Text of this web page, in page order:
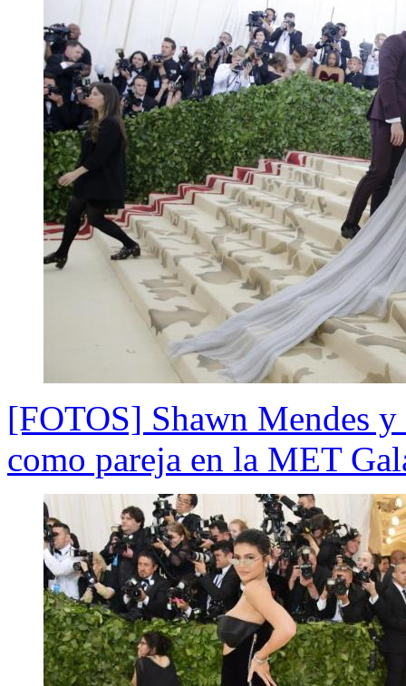
[FOTOS] Shawn Mendes
como pareja en la MET